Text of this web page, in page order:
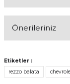
Önerileriniz
konularda yetersiz
tarafımıza
Görüş ve
Etiketler :
rezzo balata